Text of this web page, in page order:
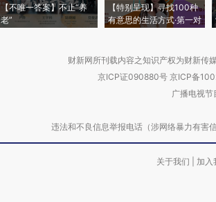
【不唯一答案】不止“养
老”
【特别呈现】寻找100种
有意思的生活方式·第一对
财新网所刊载内容之知识产权为财新传
京ICP证090880号 京ICP备
广播电视
违法和不良信息举报电话（涉网络暴力有
关于我们 加入